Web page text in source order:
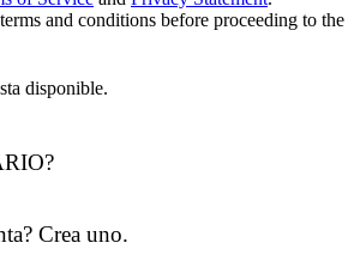
and conditions before proceeding to the
disponible.
Crea uno.